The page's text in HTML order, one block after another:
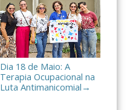
Dia 18 de Maio: A
Terapia Ocupacional na
Luta Antimanicomial →